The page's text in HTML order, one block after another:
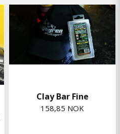
Clay Bar Fine
158,85 NOK